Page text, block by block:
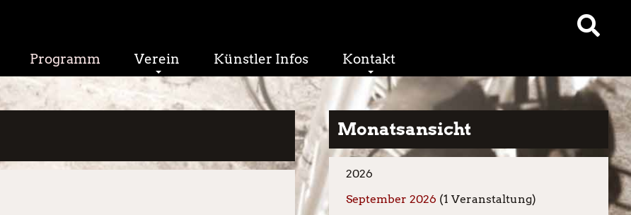
Programm Verein Künstler Infos Kontakt
Monatsansicht
2026
September 2026 (1 Veranstaltung)